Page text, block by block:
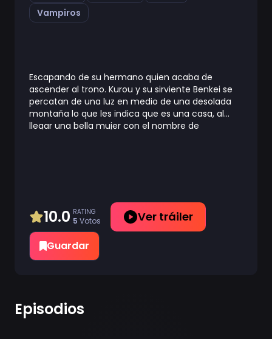
Vampiros
Escapando de su hermano quien acaba de
ascender al trono. Kurou y su sirviente Benkei se
percatan de una luz en medio de una desolada
montaña lo que les indica que es una casa, al
llegar una bella mujer con el nombre de
10.0 RATING
5 Votos Ver tráiler
Guardar
Episodios